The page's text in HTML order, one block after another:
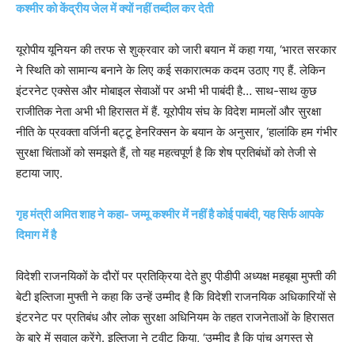
कश्मीर को केंद्रीय जेल में क्यों नहीं तब्दील कर देती
यूरोपीय यूनियन की तरफ से शुक्रवार को जारी बयान में कहा गया, ‘भारत सरकार
ने स्थिति को सामान्य बनाने के लिए कई सकारात्मक कदम उठाए गए हैं. लेकिन
इंटरनेट एक्सेस और मोबाइल सेवाओं पर अभी भी पाबंदी है… साथ-साथ कुछ
राजीतिक नेता अभी भी हिरासत में हैं. यूरोपीय संघ के विदेश मामलों और सुरक्षा
नीति के प्रवक्ता वर्जिनी बट्टू हेनरिक्सन के बयान के अनुसार, ‘हालांकि हम गंभीर
सुरक्षा चिंताओं को समझते हैं, तो यह महत्वपूर्ण है कि शेष प्रतिबंधों को तेजी से
हटाया जाए.
गृह मंत्री अमित शाह ने कहा- जम्मू कश्मीर में नहीं है कोई पाबंदी, यह सिर्फ आपके
दिमाग में है
विदेशी राजनयिकों के दौरों पर प्रतिक्रिया देते हुए पीडीपी अध्यक्ष महबूबा मुफ्ती की
बेटी इल्तिजा मुफ्ती ने कहा कि उन्हें उम्मीद है कि विदेशी राजनयिक अधिकारियों से
इंटरनेट पर प्रतिबंध और लोक सुरक्षा अधिनियम के तहत राजनेताओं के हिरासत
के बारे में सवाल करेंगे. इल्तिजा ने ट्वीट किया, ‘उम्मीद है कि पांच अगस्त से